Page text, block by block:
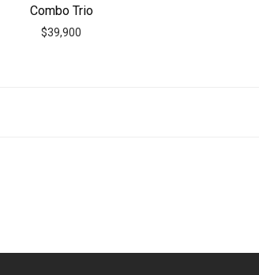
Combo Trio
$39,900